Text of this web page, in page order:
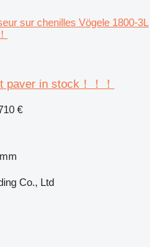
sur chenilles Vögele 1800-3L
paver in stock！！！
€
Co., Ltd